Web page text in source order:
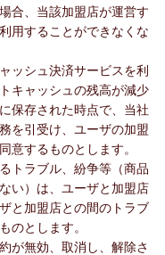
合、当該加盟店が運営す
用することができなくな
ッシュ決済サービスを利
キャッシュの残高が減少
保存された時点で、当社
を引受け、ユーザの加盟
意するものとします。
トラブル、紛争等（商品
い）は、ユーザと加盟店
と加盟店との間のトラブ
のとします。
が無効、取消し、解除さ